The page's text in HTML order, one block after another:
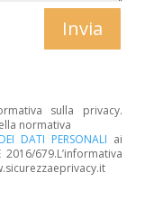
Invia
sulla privacy.
normativa
DATI PERSONALI ai
679.L’informativa